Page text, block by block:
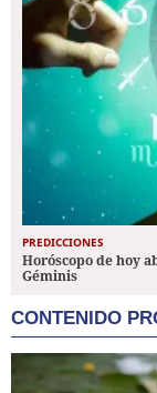
PREDICCIONES
Horóscopo de hoy
Géminis
CONTENIDO